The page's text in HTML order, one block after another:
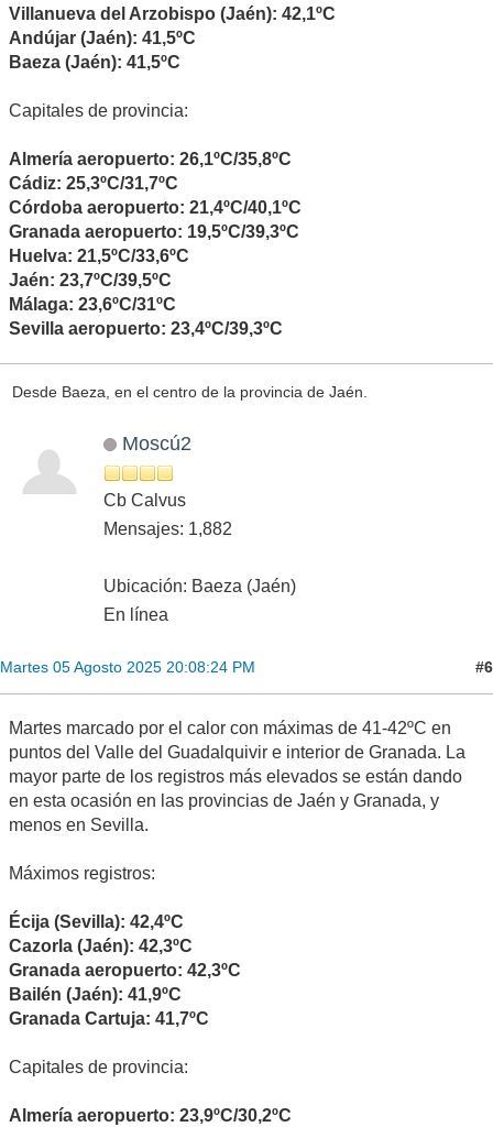
Villanueva del Arzobispo (Jaén): 42,1ºC
Andújar (Jaén): 41,5ºC
Baeza (Jaén): 41,5ºC
Capitales de provincia:
Almería aeropuerto: 26,1ºC/35,8ºC
Cádiz: 25,3ºC/31,7ºC
Córdoba aeropuerto: 21,4ºC/40,1ºC
Granada aeropuerto: 19,5ºC/39,3ºC
Huelva: 21,5ºC/33,6ºC
Jaén: 23,7ºC/39,5ºC
Málaga: 23,6ºC/31ºC
Sevilla aeropuerto: 23,4ºC/39,3ºC
Desde Baeza, en el centro de la provincia de Jaén.
Moscú2
Cb Calvus
Mensajes: 1,882
Ubicación: Baeza (Jaén)
En línea
Martes 05 Agosto 2025 20:08:24 PM #6
Martes marcado por el calor con máximas de 41-42ºC en
puntos del Valle del Guadalquivir e interior de Granada. La
mayor parte de los registros más elevados se están dando
en esta ocasión en las provincias de Jaén y Granada, y
menos en Sevilla.
Máximos registros:
Écija (Sevilla): 42,4ºC
Cazorla (Jaén): 42,3ºC
Granada aeropuerto: 42,3ºC
Bailén (Jaén): 41,9ºC
Granada Cartuja: 41,7ºC
Capitales de provincia:
Almería aeropuerto: 23,9ºC/30,2ºC